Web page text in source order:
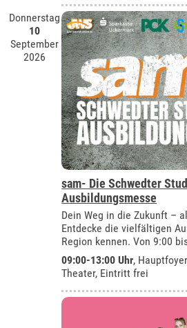
Donnerstag
10
September
2026
sam- Die Schwedter
Ausbildungsmesse
Dein Weg in die Zukunft –
Entdecke die vielfältigen
Region kennen. Von 9:00
09:00-13:00 Uhr,
Theater, Eintritt frei